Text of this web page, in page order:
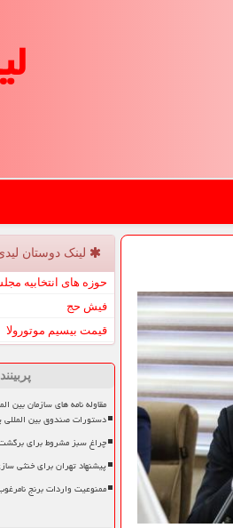
لینک دوستان
حوزه های انتخابیه
فیش حج
قیمت بیسیم موتورولا
مقاوله نامه های سازمان بین
دستورات صندوق بین المللی
چراغ سبز مشروط برای
پیشنهاد تهران برای خنثی
ممنوعیت واردات برنج